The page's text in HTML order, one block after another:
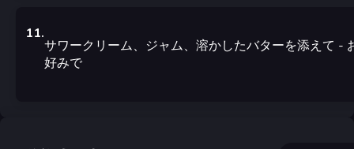
11.
サワークリーム、ジャム、溶かしたバターを添えて -
好みで